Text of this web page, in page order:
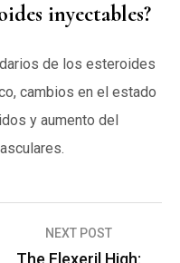
inyectables?
de los esteroides
cambios en el estado
y aumento del
NEXT POST
The Flexeril High: